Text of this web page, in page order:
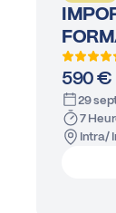
590 €
29
7
Intra/